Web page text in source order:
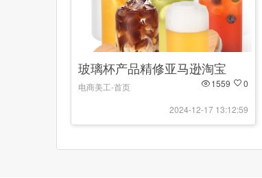
玻璃杯产品精修亚马逊淘宝
1559 0
电商美工-首页
2024-12-17 13:12:59